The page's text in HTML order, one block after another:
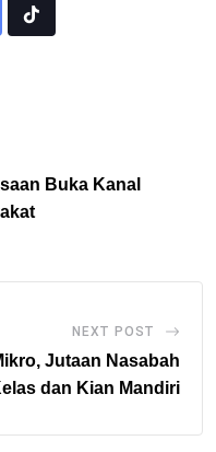
Tiktok
Buka Kanal
NEXT POST
Jutaan Nasabah
dan Kian Mandiri